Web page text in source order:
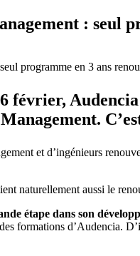
: seul
Audencia
et d’ingénieurs
naturellement aussi le
étape dans son
formations d’Audencia.